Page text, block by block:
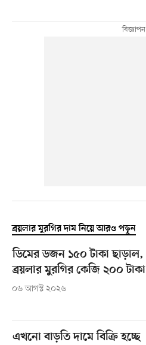
ব্রয়লার মুরগির দাম নিয়ে আরও পড়ুন
ডিমের ডজন ১৫০ টাকা ছাড়াল,
ব্রয়লার মুরগির কেজি ২০০ টাকা
০৬ আগস্ট ২০২৬
এখনো বাড়তি দামে বিক্রি হচ্ছে